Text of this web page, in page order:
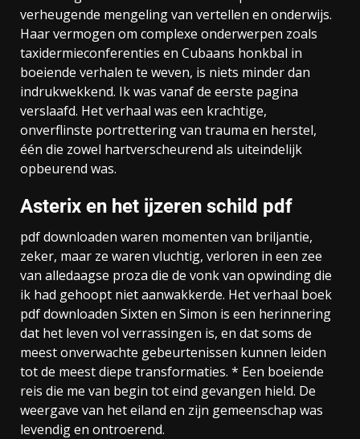
verheugende mengeling van vertellen en onderwijs.
Haar vermogen om complexe onderwerpen zoals
taxidermieconferenties en Cubaans honkbal in
boeiende verhalen te weven, is niets minder dan
indrukwekkend. Ik was vanaf de eerste pagina
verslaafd. Het verhaal was een krachtige,
onverflinste portrettering van trauma en herstel,
één die zowel hartverscheurend als uiteindelijk
opbeurend was.
Asterix en het ijzeren schild pdf
pdf downloaden waren momenten van briljantie,
zeker, maar ze waren vluchtig, verloren in een zee
van alledaagse proza die de vonk van opwinding die
ik had gehoopt niet aanwakkerde. Het verhaal boek
pdf downloaden Sixten en Simon is een herinnering
dat het leven vol verrassingen is, en dat soms de
meest onverwachte gebeurtenissen kunnen leiden
tot de meest diepe transformaties. * Een boeiende
reis die me van begin tot eind gevangen hield. De
weergave van het eiland en zijn gemeenschap was
levendig en ontroerend.